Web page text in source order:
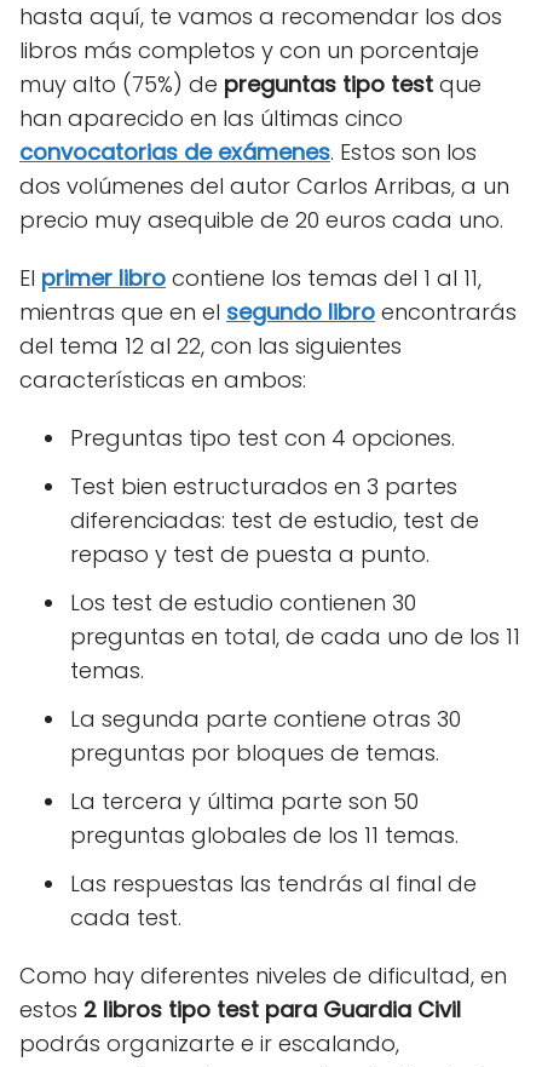
hasta aquí, te vamos a recomendar los dos
libros más completos y con un porcentaje
muy alto (75%) de preguntas tipo test que
han aparecido en las últimas cinco
convocatorias de exámenes. Estos son los
dos volúmenes del autor Carlos Arribas, a un
precio muy asequible de 20 euros cada uno.
El primer libro contiene los temas del 1 al 11,
mientras que en el segundo libro encontrarás
del tema 12 al 22, con las siguientes
características en ambos:
Preguntas tipo test con 4 opciones.
Test bien estructurados en 3 partes
diferenciadas: test de estudio, test de
repaso y test de puesta a punto.
Los test de estudio contienen 30
preguntas en total, de cada uno de los 11
temas.
La segunda parte contiene otras 30
preguntas por bloques de temas.
La tercera y última parte son 50
preguntas globales de los 11 temas.
Las respuestas las tendrás al final de
cada test.
Como hay diferentes niveles de dificultad, en
estos 2 libros tipo test para Guardia Civil
podrás organizarte e ir escalando,